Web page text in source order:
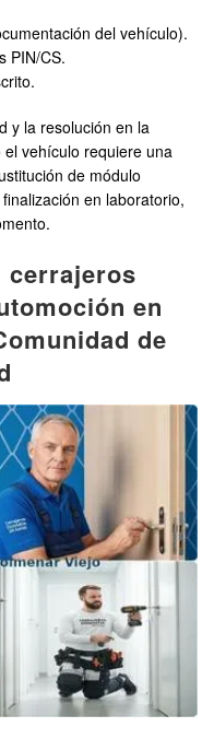
del vehículo).
PIN/CS.
y la resolución en la
vehículo requiere una
de módulo
en laboratorio,
cerrajeros
en
de